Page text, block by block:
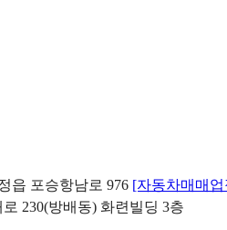
읍 포승항남로 976 [자동차매매
230(방배동) 화련빌딩 3층